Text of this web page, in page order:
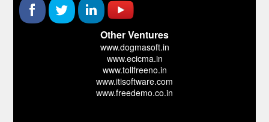
Other Ventures
www.dogmasoft.in
www.ecicma.in
www.tollfreeno.in
www.itisoftware.com
www.freedemo.co.in